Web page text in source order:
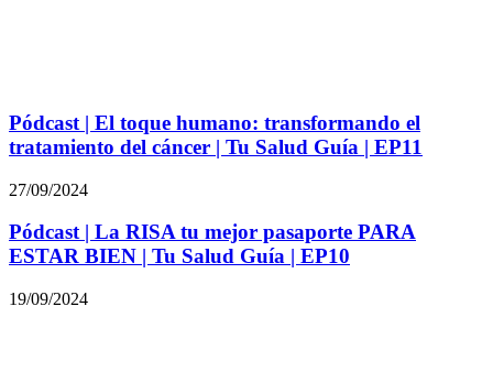
Pódcast | El toque humano: transformando el
tratamiento del cáncer | Tu Salud Guía | EP11
27/09/2024
Pódcast | La RISA tu mejor pasaporte PARA
ESTAR BIEN | Tu Salud Guía | EP10
19/09/2024